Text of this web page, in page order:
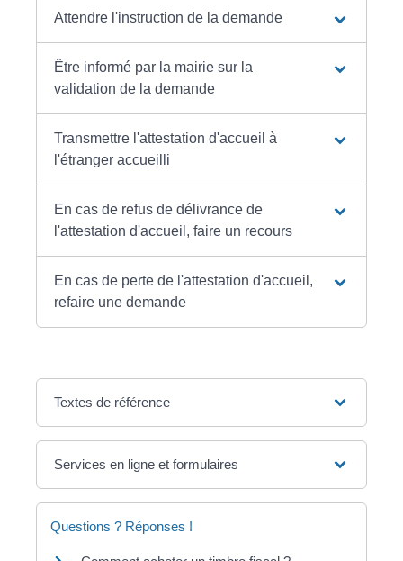
Attendre l'instruction de la demande
Être informé par la mairie sur la
validation de la demande
Transmettre l'attestation d'accueil à
l'étranger accueilli
En cas de refus de délivrance de
l'attestation d'accueil, faire un recours
En cas de perte de l'attestation d'accueil,
refaire une demande
Textes de référence
Services en ligne et formulaires
Questions ? Réponses !